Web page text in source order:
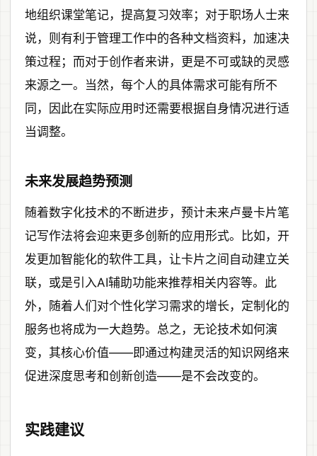
地组织课堂笔记，提高复习效率；对于职场人士来
说，则有利于管理工作中的各种文档资料，加速决
策过程；而对于创作者来讲，更是不可或缺的灵感
来源之一。当然，每个人的具体需求可能有所不
同，因此在实际应用时还需要根据自身情况进行适
当调整。
未来发展趋势预测
随着数字化技术的不断进步，预计未来卢曼卡片笔
记写作法将会迎来更多创新的应用形式。比如，开
发更加智能化的软件工具，让卡片之间自动建立关
联，或是引入AI辅助功能来推荐相关内容等。此
外，随着人们对个性化学习需求的增长，定制化的
服务也将成为一大趋势。总之，无论技术如何演
变，其核心价值——即通过构建灵活的知识网络来
促进深度思考和创新创造——是不会改变的。
实践建议